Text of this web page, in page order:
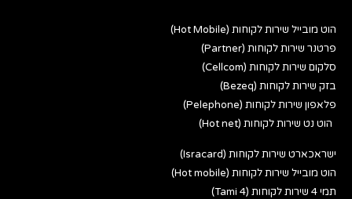
הוט מובייל שירות לקוחות (Hot Mobile)
פרטנר שירות לקוחות (Partner)
סלקום שירות לקוחות (Cellcom)
בזק שירות לקוחות (Bezeq)
פלאפון שירות לקוחות (Pelephone)
הוט נט שירות לקוחות (Hot net)
ישראכארט שירות לקוחות (Isracard)
הוט מובייל שירות לקוחות (Hot mobile)
תמי 4 שירות לקוחות (Tami 4)